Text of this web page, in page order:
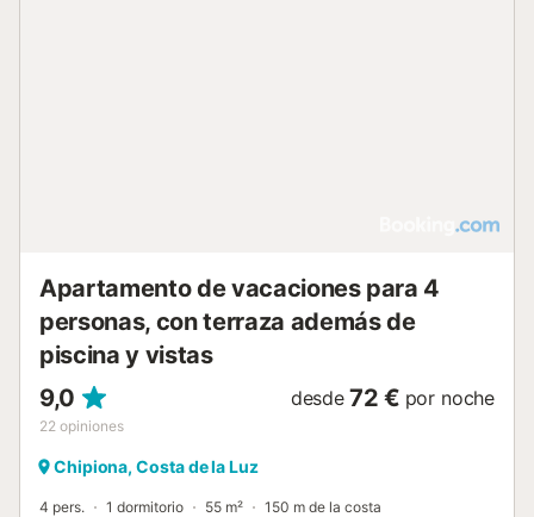
Apartamento de vacaciones para 4
personas, con terraza además de
piscina y vistas
9,0
22 opiniones
desde 72 € por noche
Chipiona, Costa de la Luz
4 pers. 1 dormitorio 55 m² 150 m de la costa